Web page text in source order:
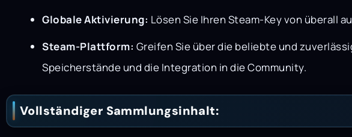
Globale Aktivierung: Lösen Sie Ihren Steam-Key von überall
Steam-Plattform: Greifen Sie über die beliebte und
Speicherstände und die Integration in die Community.
Vollständiger Sammlungsinhalt: